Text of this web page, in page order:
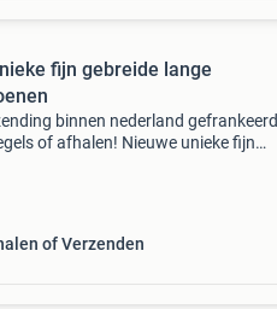
fijn gebreide lange
binnen nederland gefrankeerd
of afhalen! Nieuwe unieke fijn
of Verzenden